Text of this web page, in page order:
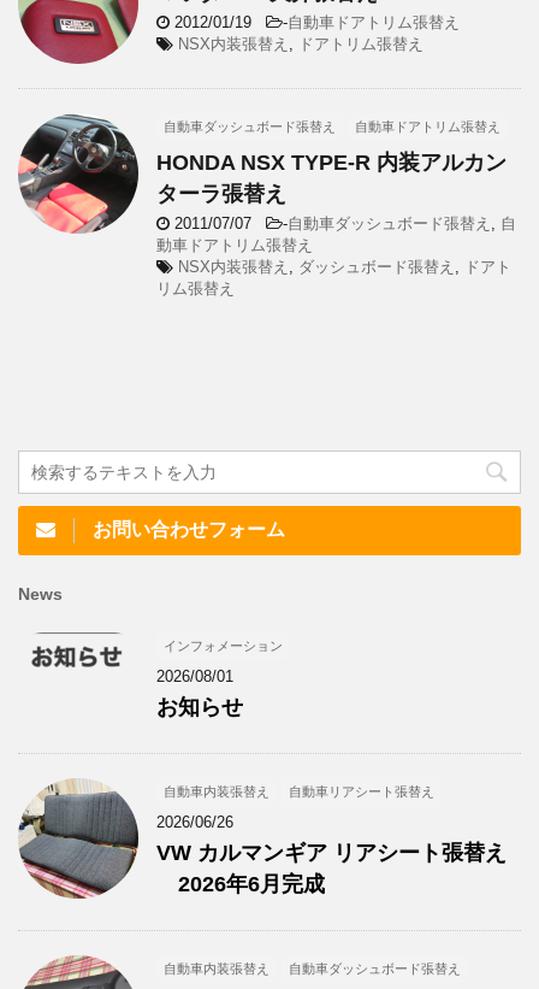
2012/01/19 -自動車ドアトリム張替え
NSX内装張替え , ドアトリム張替え
自動車ダッシュボード張替え 自動車ドアトリム張替え
HONDA NSX TYPE-R 内装アルカン
ターラ張替え
2011/07/07 -自動車ダッシュボード張替え , 自
動車ドアトリム張替え
NSX内装張替え , ダッシュボード張替え , ドアト
リム張替え
お問い合わせフォーム
News
インフォメーション
2026/08/01
お知らせ
自動車内装張替え 自動車リアシート張替え
2026/06/26
VW カルマンギア リアシート張替え
2026年6月完成
自動車内装張替え 自動車ダッシュボード張替え